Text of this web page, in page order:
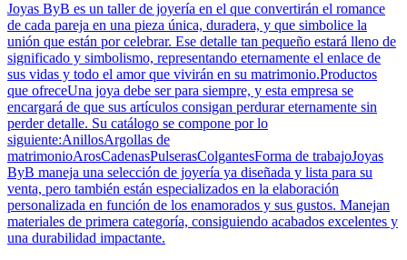
Joyas ByB es un taller de joyería en el que convertirán el romance
de cada pareja en una pieza única, duradera, y que simbolice la
unión que están por celebrar. Ese detalle tan pequeño estará lleno de
significado y simbolismo, representando eternamente el enlace de
sus vidas y todo el amor que vivirán en su matrimonio.Productos
que ofreceUna joya debe ser para siempre, y esta empresa se
encargará de que sus artículos consigan perdurar eternamente sin
perder detalle. Su catálogo se compone por lo
siguiente:AnillosArgollas de
matrimonioArosCadenasPulserasColgantesForma de trabajoJoyas
ByB maneja una selección de joyería ya diseñada y lista para su
venta, pero también están especializados en la elaboración
personalizada en función de los enamorados y sus gustos. Manejan
materiales de primera categoría, consiguiendo acabados excelentes y
una durabilidad impactante.